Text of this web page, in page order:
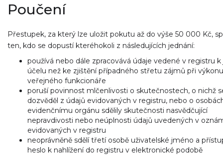
Poučení
Přestupek, za který lze uložit pokutu až do výše 50 000 Kč,
ten, kdo se dopustí kteréhokoli z následujících jednání:
používá nebo dále zpracovává údaje vedené v registru
účelu než ke zjištění případného střetu zájmů při
veřejného funkcionáře
poruší povinnost mlčenlivosti o skutečnostech, o nichž
dozvěděl z údajů evidovaných v registru, nebo o
evidenčnímu orgánu sdělily skutečnosti nasvědčující
nepravdivosti nebo neúplnosti údajů uvedených v
evidovaných v registru
neoprávněně sdělí třetí osobě uživatelské jméno a
heslo k nahlížení do registru v elektronické podobě